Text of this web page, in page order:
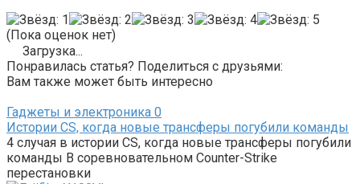
(Пока оценок нет)
Загрузка...
Понравилась статья? Поделиться с друзьями:
Вам также может быть интересно
Гаджеты и электроника 0
Истории CS, когда новые трансферы погубили команды
4 случая в истории CS, когда новые трансферы погубили
команды В соревновательном Counter-Strike
перестановки